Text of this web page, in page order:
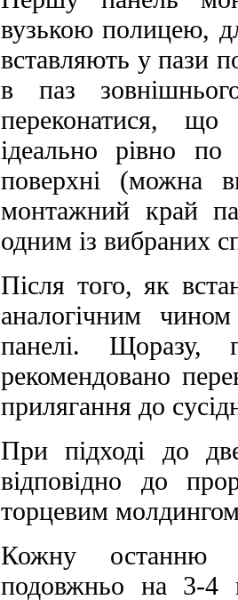
вузькою полицею,
вставляють у пази
в паз
переконатися,
ідеально рівно
поверхні (можна
монтажний край
одним із вибраних
Після того, як
аналогічним
панелі. Щоразу,
рекомендовано
прилягання до
При підході до
відповідно до
торцевим
Кожну останню
подовжньо на 3-4